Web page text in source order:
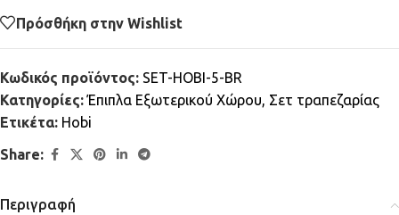
Πρόσθήκη στην Wishlist
Κωδικός προϊόντος: SET-HOBI-5-BR
Κατηγορίες: Έπιπλα Εξωτερικού Χώρου, Σετ τραπεζαρίας
Ετικέτα: Hobi
Share:
Περιγραφή